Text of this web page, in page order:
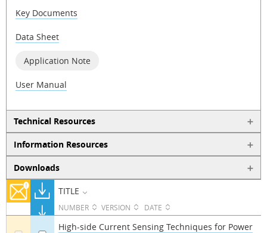
Key Documents
Data Sheet
Application Note
User Manual
Technical Resources
Information Resources
Downloads
TITLE
NUMBER VERSION DATE
High-side Current Sensing Techniques for Power